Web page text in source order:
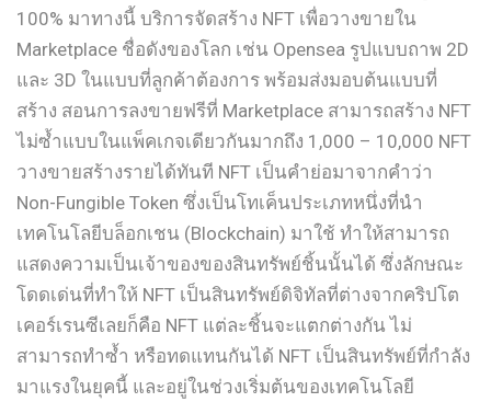
100% มาทางนี้ บริการจัดสร้าง NFT เพื่อวางขายใน
Marketplace ชื่อดังของโลก เช่น Opensea รูปแบบถาพ 2D
และ 3D ในแบบที่ลูกค้าต้องการ พร้อมส่งมอบต้นแบบที่
สร้าง สอนการลงขายฟรีที่ Marketplace สามารถสร้าง NFT
ไม่ซ้ำแบบในแพ็คเกจเดียวกันมากถึง 1,000 – 10,000 NFT
วางขายสร้างรายได้ทันที NFT เป็นคำย่อมาจากคำว่า
Non-Fungible Token ซึ่งเป็นโทเค็นประเภทหนึ่งที่นำ
เทคโนโลยีบล็อกเชน (Blockchain) มาใช้ ทำให้สามารถ
แสดงความเป็นเจ้าของของสินทรัพย์ชิ้นนั้นได้ ซึ่งลักษณะ
โดดเด่นที่ทำให้ NFT เป็นสินทรัพย์ดิจิทัลที่ต่างจากคริปโต
เคอร์เรนซีเลยก็คือ NFT แต่ละชิ้นจะแตกต่างกัน ไม่
สามารถทำซ้ำ หรือทดแทนกันได้ NFT เป็นสินทรัพย์ที่กำลัง
มาแรงในยุคนี้ และอยู่ในช่วงเริ่มต้นของเทคโนโลยี